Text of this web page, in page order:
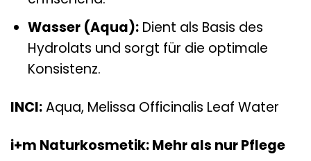
Wasser (Aqua):Dient als Basis des
Hydrolats und sorgt für die optimale
Konsistenz.
INCI:Aqua, Melissa Officinalis Leaf Water
i+m Naturkosmetik: Mehr als nur Pflege